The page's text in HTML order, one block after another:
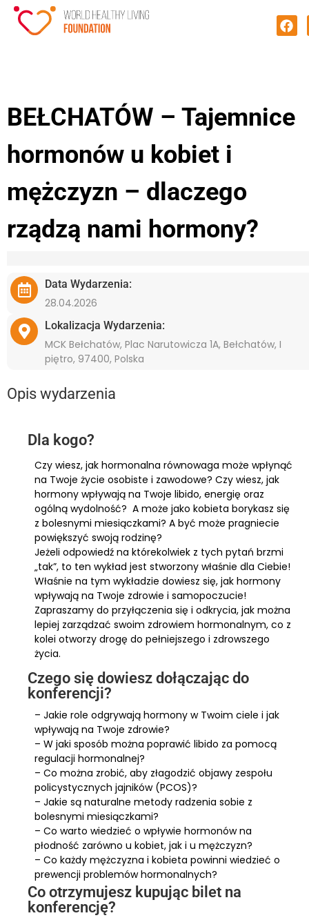
BEŁCHATÓW – Tajemnice
hormonów u kobiet i
mężczyzn – dlaczego
rządzą nami hormony?
Data Wydarzenia:
28.04.2026
Lokalizacja Wydarzenia:
MCK Bełchatów, Plac Narutowicza 1A, Bełchatów, I
piętro, 97400, Polska
Opis wydarzenia
Dla kogo?
Czy wiesz, jak hormonalna równowaga może wpłynąć
na Twoje życie osobiste i zawodowe? Czy wiesz, jak
hormony wpływają na Twoje libido, energię oraz
ogólną wydolność? A może jako kobieta borykasz się
z bolesnymi miesiączkami? A być może pragniecie
powiększyć swoją rodzinę?
Jeżeli odpowiedź na którekolwiek z tych pytań brzmi
„tak”, to ten wykład jest stworzony właśnie dla Ciebie!
Właśnie na tym wykładzie dowiesz się, jak hormony
wpływają na Twoje zdrowie i samopoczucie!
Zapraszamy do przyłączenia się i odkrycia, jak można
lepiej zarządzać swoim zdrowiem hormonalnym, co z
kolei otworzy drogę do pełniejszego i zdrowszego
życia.
Czego się dowiesz dołączając do
konferencji?
– Jakie role odgrywają hormony w Twoim ciele i jak
wpływają na Twoje zdrowie?
– W jaki sposób można poprawić libido za pomocą
regulacji hormonalnej?
– Co można zrobić, aby złagodzić objawy zespołu
policystycznych jajników (PCOS)?
– Jakie są naturalne metody radzenia sobie z
bolesnymi miesiączkami?
– Co warto wiedzieć o wpływie hormonów na
płodność zarówno u kobiet, jak i u mężczyzn?
– Co każdy mężczyzna i kobieta powinni wiedzieć o
prewencji problemów hormonalnych?
Co otrzymujesz kupując bilet na
konferencję?